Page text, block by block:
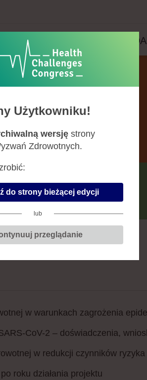
SIERPIEŃ
w Polsce
w warunkach zagrożenia
CoV-2 – doświadczenia,
w redukcji czynników ryzyka
roku działania projektu
Użytkowniku!
wersję strony
Zdrowotnych.
do strony bieżącej edycji
lub
przeglądanie